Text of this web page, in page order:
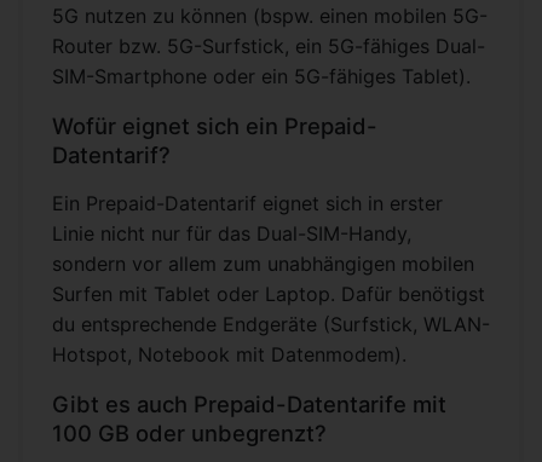
5G nutzen zu können (bspw. einen mobilen 5G-
Router bzw. 5G-Surfstick, ein 5G-fähiges Dual-
SIM-Smartphone oder ein 5G-fähiges Tablet).
Wofür eignet sich ein Prepaid-
Datentarif?
Ein Prepaid-Datentarif eignet sich in erster
Linie nicht nur für das Dual-SIM-Handy,
sondern vor allem zum unabhängigen mobilen
Surfen mit Tablet oder Laptop. Dafür benötigst
du entsprechende Endgeräte (Surfstick, WLAN-
Hotspot, Notebook mit Datenmodem).
Gibt es auch Prepaid-Datentarife mit
100 GB oder unbegrenzt?